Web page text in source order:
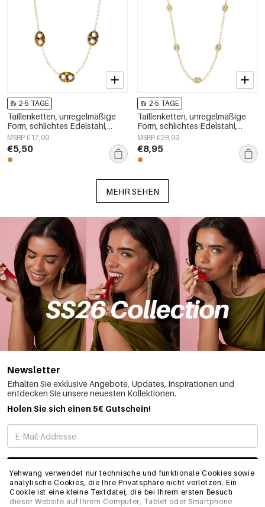
Yehwang verwendet nur technische und funktionale Cookies sowie
analytische Cookies, die Ihre Privatsphäre nicht verletzen. Ein
Cookie ist eine kleine Textdatei, die bei Ihrem ersten Besuch
dieser Website auf Ihrem Computer, Tablet oder Smartphone
2-5 TAGE
Taillenketten, unregelmäßige
Form, schlichtes Edelstahl,
Alltagsaccessoires
MSRP €17,99
€5,50
2-5 TAGE
Taillenketten, unregelmäßige
Form, schlichtes Edelstahl,
Alltagsaccessoires
MSRP €28,99
€8,95
MEHR SEHEN
Newsletter
Erhalten Sie exklusive Angebote, Updates, Inspirationen und
entdecken Sie unsere neuesten Kollektionen.
Holen Sie sich einen 5€ Gutschein!
ABONNIEREN